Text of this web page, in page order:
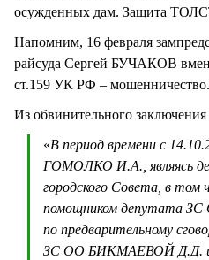
осужденных дам. Защита
Напомним, 16 февраля
райсуда Сергей БУЧАКОВ
ст.159 УК РФ – мошенничество.
Из обвинительного
«В период времени с
ГОМОЛКО И.А., являясь
городского Совета, в том
помощником депутата ЗС
по предварительному
ЗС ОО БИКМАЕВОЙ Д.Д. и